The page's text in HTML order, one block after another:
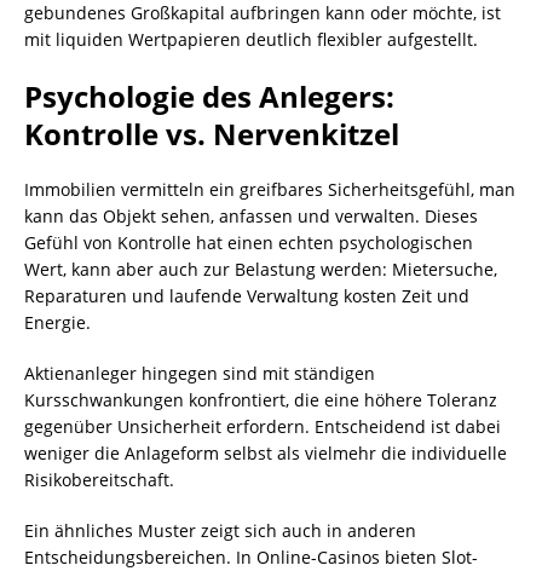
gebundenes Großkapital aufbringen kann oder möchte, ist
mit liquiden Wertpapieren deutlich flexibler aufgestellt.
Psychologie des Anlegers:
Kontrolle vs. Nervenkitzel
Immobilien vermitteln ein greifbares Sicherheitsgefühl, man
kann das Objekt sehen, anfassen und verwalten. Dieses
Gefühl von Kontrolle hat einen echten psychologischen
Wert, kann aber auch zur Belastung werden: Mietersuche,
Reparaturen und laufende Verwaltung kosten Zeit und
Energie.
Aktienanleger hingegen sind mit ständigen
Kursschwankungen konfrontiert, die eine höhere Toleranz
gegenüber Unsicherheit erfordern. Entscheidend ist dabei
weniger die Anlageform selbst als vielmehr die individuelle
Risikobereitschaft.
Ein ähnliches Muster zeigt sich auch in anderen
Entscheidungsbereichen. In Online-Casinos bieten Slot-